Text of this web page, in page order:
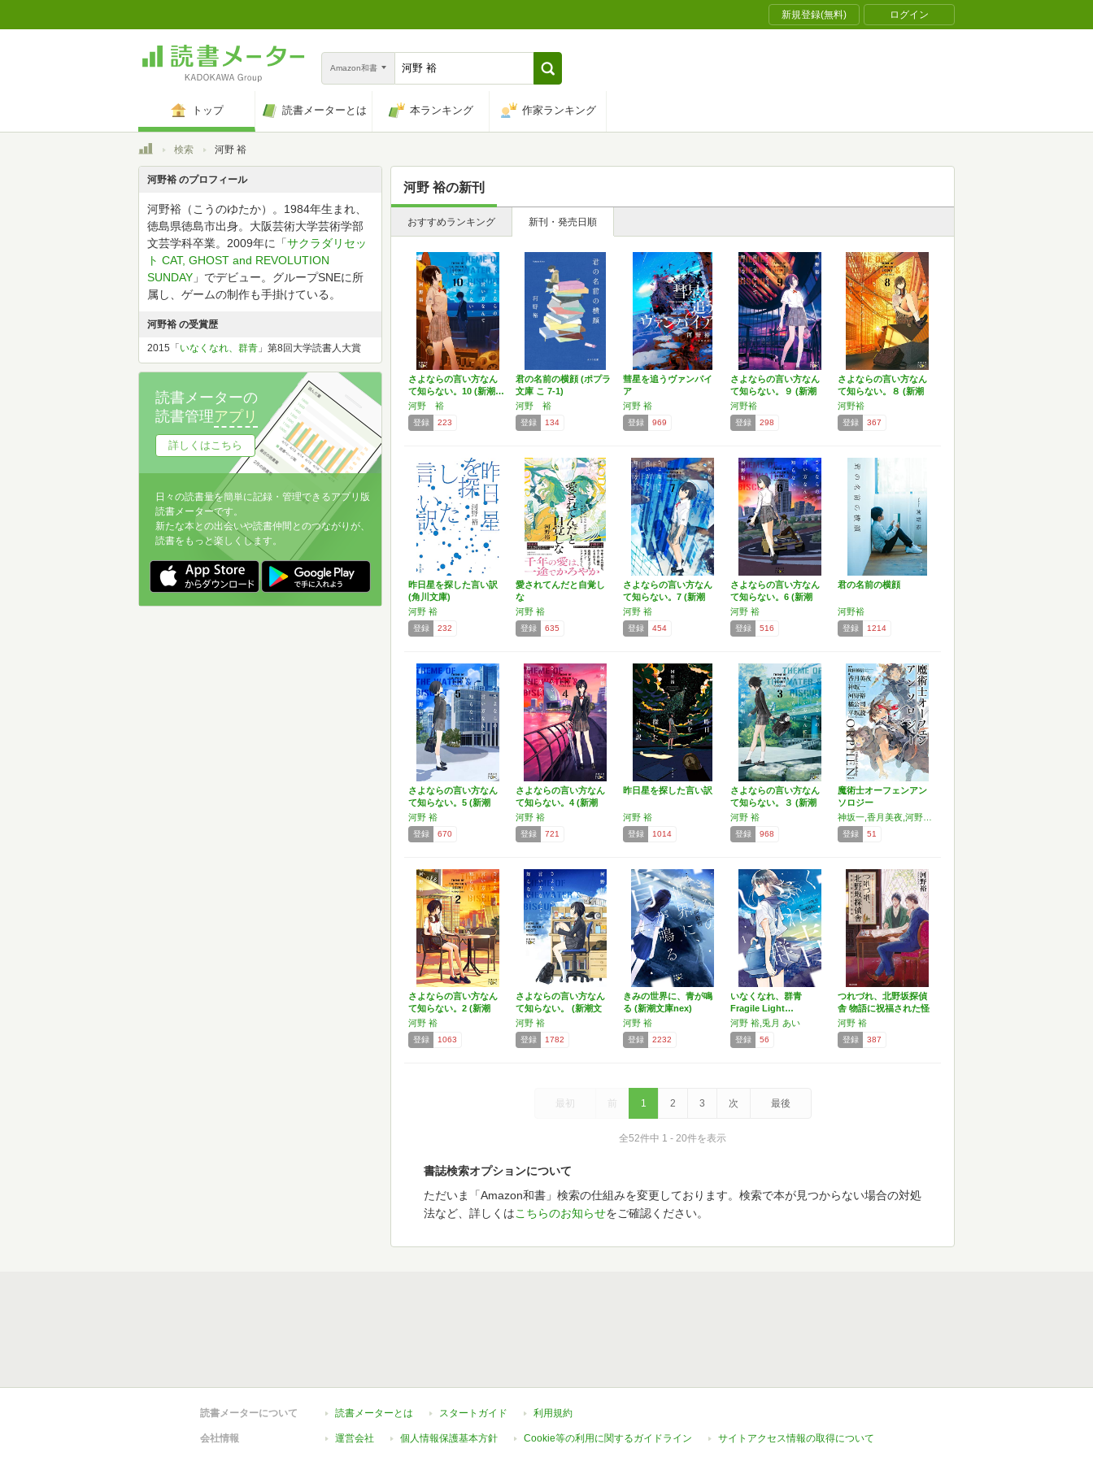
新規登録(無料) ログイン
Amazon和書
トップ 読書メーターとは 本ランキング 作家ランキング
トップ検索 河野 裕
河野 裕の新刊
おすすめランキング 新刊・発売日順
さよならの言い方なん
て知らない。10 (新潮…
河野 裕
登録 223
君の名前の横顔 (ポプラ
文庫 こ 7-1)
河野 裕
登録 134
彗星を追うヴァンパイ
ア
河野 裕
登録 969
さよならの言い方なん
て知らない。９ (新潮
文…
河野裕
登録 298
さよならの言い方なん
て知らない。８ (新潮
文…
河野裕
登録 367
昨日星を探した言い訳
(角川文庫)
河野 裕
登録 232
愛されてんだと自覚し
な
河野 裕
登録 635
さよならの言い方なん
て知らない。7 (新潮
文…
河野 裕
登録 454
さよならの言い方なん
て知らない。6 (新潮
文…
河野 裕
登録 516
君の名前の横顔
河野裕
登録 1214
さよならの言い方なん
て知らない。5 (新潮
文…
河野 裕
登録 670
さよならの言い方なん
て知らない。4 (新潮
文…
河野 裕
登録 721
昨日星を探した言い訳
河野 裕
登録 1014
さよならの言い方なん
て知らない。３ (新潮
文…
河野 裕
登録 968
魔術士オーフェンアン
ソロジー
登録 51
さよならの言い方なん
て知らない。2 (新潮
文…
河野 裕
登録 1063
さよならの言い方なん
て知らない。 (新潮文
庫…
河野 裕
登録 1782
きみの世界に、青が鳴
る (新潮文庫nex)
河野 裕
登録 2232
いなくなれ、群青
Fragile Light…
河野 裕,兎月 あい
登録 56
つれづれ、北野坂探偵
舎 物語に祝福された怪
物…
河野 裕
登録 387
最初 前 1 2 3 次 最後
全52件中 1 - 20件を表示
書誌検索オプションについて
ただいま「Amazon和書」検索の仕組みを変更しております。検索で本が見つからない場合の対処
法など、詳しくはこちらのお知らせをご確認ください。
河野裕 のプロフィール
河野裕（こうのゆたか）。1984年生まれ、
徳島県徳島市出身。大阪芸術大学芸術学部
文芸学科卒業。2009年に「サクラダリセッ
ト CAT, GHOST and REVOLUTION
SUNDAY 」でデビュー。グループSNEに所
属し、ゲームの制作も手掛けている。
河野裕 の受賞歴
2015「 いなくなれ、群青 」第8回大学読書人大賞
読書メーターの
読書管理アプリ
詳しくはこちら
日々の読書量を簡単に記録・管理できるアプリ版
読書メーターです。
新たな本との出会いや読書仲間とのつながりが、
読書をもっと楽しくします。
読書メーターについて 読書メーターとは スタートガイド 利用規約
会社情報 運営会社 個人情報保護基本方針 Cookie等の利用に関するガイドライン サイトアクセス情報の取得について